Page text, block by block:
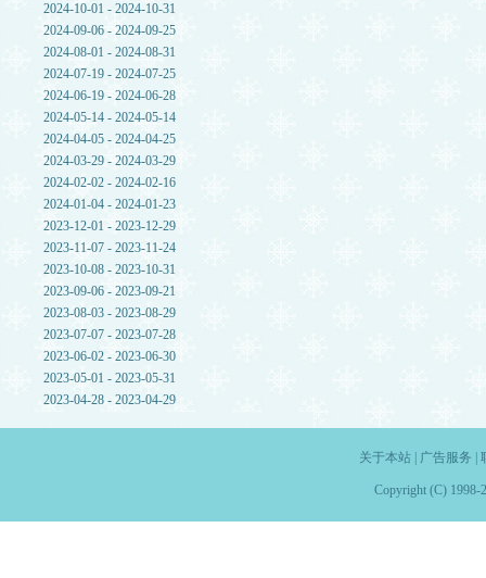
2024-10-01 - 2024-10-31
2024-09-06 - 2024-09-25
2024-08-01 - 2024-08-31
2024-07-19 - 2024-07-25
2024-06-19 - 2024-06-28
2024-05-14 - 2024-05-14
2024-04-05 - 2024-04-25
2024-03-29 - 2024-03-29
2024-02-02 - 2024-02-16
2024-01-04 - 2024-01-23
2023-12-01 - 2023-12-29
2023-11-07 - 2023-11-24
2023-10-08 - 2023-10-31
2023-09-06 - 2023-09-21
2023-08-03 - 2023-08-29
2023-07-07 - 2023-07-28
2023-06-02 - 2023-06-30
2023-05-01 - 2023-05-31
2023-04-28 - 2023-04-29
关于本站| 广告服务
Copyright (C) 1998-